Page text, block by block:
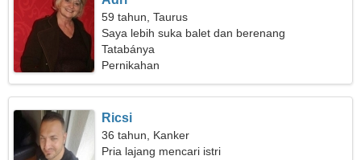
59 tahun, Taurus
Saya lebih suka balet dan berenang
Tatabánya
Pernikahan
Ricsi
36 tahun, Kanker
Pria lajang mencari istri